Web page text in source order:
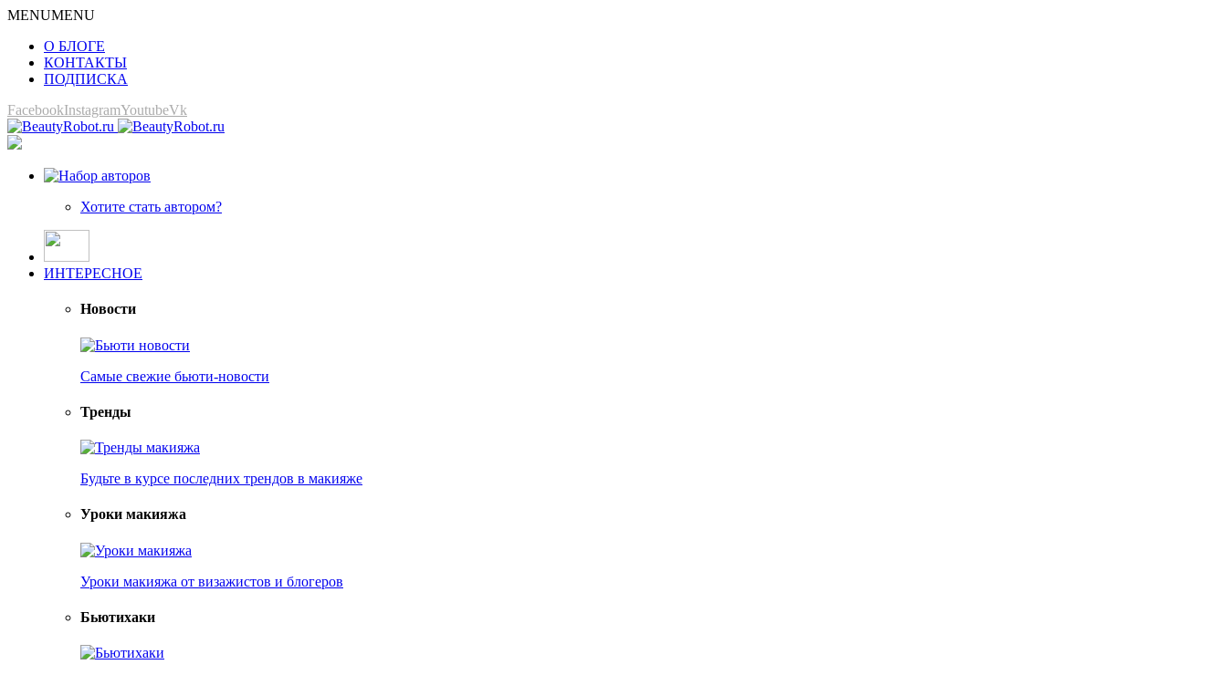
MENUMENU
О БЛОГЕ
КОНТАКТЫ
ПОДПИСКА
FacebookInstagramYoutubeVk
Хотите стать автором?
ИНТЕРЕСНОЕ
Новости
Самые свежие бьюти-новости
Тренды
Будьте в курсе последних трендов в макияже
Уроки макияжа
Уроки макияжа от визажистов и блогеров
Бьютихаки